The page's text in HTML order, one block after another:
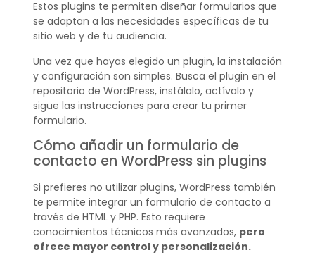
Estos plugins te permiten diseñar formularios que
se adaptan a las necesidades específicas de tu
sitio web y de tu audiencia.
Una vez que hayas elegido un plugin, la instalación
y configuración son simples. Busca el plugin en el
repositorio de WordPress, instálalo, actívalo y
sigue las instrucciones para crear tu primer
formulario.
Cómo añadir un formulario de
contacto en WordPress sin plugins
Si prefieres no utilizar plugins, WordPress también
te permite integrar un formulario de contacto a
través de HTML y PHP. Esto requiere
conocimientos técnicos más avanzados, pero
ofrece mayor control y personalización.